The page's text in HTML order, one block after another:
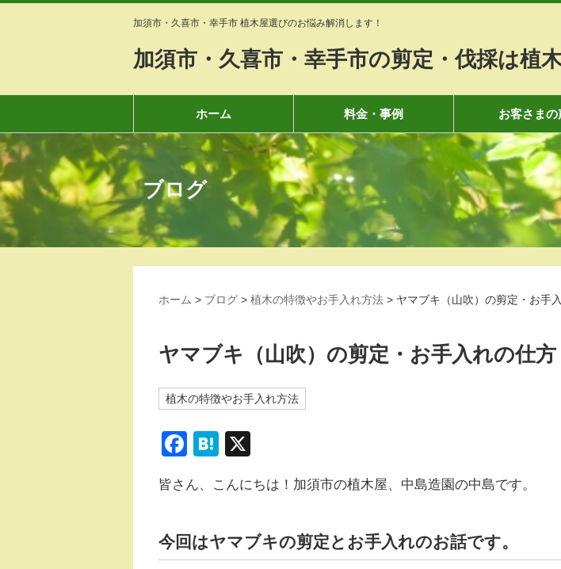
加須市・久喜市・幸手市 植木屋選びのお悩み解消します！
加須市・久喜市・幸手市の剪定・伐採は植
ホーム 料金・事例 お客さまの
ブログ
ホーム > ブログ > 植木の特徴やお手入れ方法 > ヤマブキ（山吹）の剪定・お手
ヤマブキ（山吹）の剪定・お手入れの仕方
植木の特徴やお手入れ方法
F
c
b
H
e
a
皆さん、こんにちは！加須市の植木屋、中島造園の中島です。
今回はヤマブキの剪定とお手入れのお話です。